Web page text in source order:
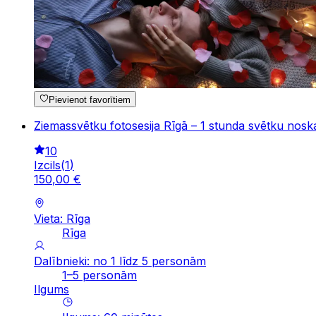
Pievienot favorītiem
Ziemassvētku fotosesija Rīgā – 1 stunda svētku
10
Izcils(1)
150,00 €
Vieta: Rīga
Rīga
Dalībnieki: no 1 līdz 5 personām
1–5 personām
Ilgums